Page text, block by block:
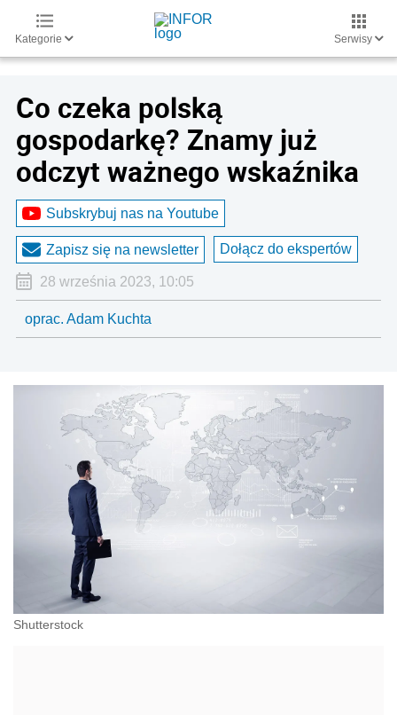
Kategorie Serwisy
Co czeka polską
gospodarkę? Znamy już
odczyt ważnego wskaźnika
Subskrybuj nas na Youtube
Zapisz się na newsletter Dołącz do ekspertów
28 września 2023, 10:05
oprac. Adam Kuchta
Shutterstock